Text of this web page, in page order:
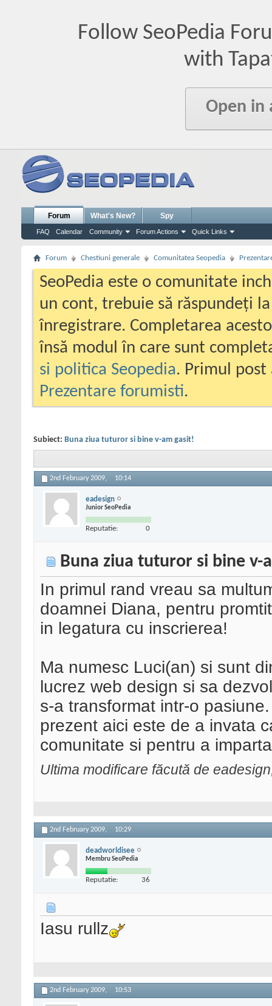
Follow SeoPedia
with
Open in
Forum
FAQ Calendar Community Forum Actions Quick Links
What's New? Spy
Forum Chestiuni generale Comunitatea Seopedia
SeoPedia este o comunitate
un cont, trebuie să răspundeți
înregistrare. Completarea
însă modul în care sunt
si politica Seopedia. Primul
Prezentare forumisti.
Subiect: Buna ziua tuturor si bine v-am gasit!
2nd February 2009, 10:14
eadesign
Junior SeoPedia
Reputatie: 0
Buna ziua tuturor si bine v-
In primul rand vreau sa
doamnei Diana, pentru
in legatura cu inscrierea!
Ma numesc Luci(an) si sunt
lucrez web design si sa
s-a transformat intr-o
prezent aici este de a invata
comunitate si pentru a
Ultima modificare făcută de
2nd February 2009, 10:29
deadworldisee
Membru SeoPedia
Reputatie: 36
Iasu rullz
2nd February 2009, 10:53